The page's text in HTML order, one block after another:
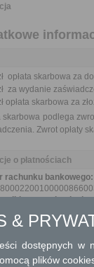
opłata skarbowa za
za wydanie
opłata skarbowa za
skarbowa podlega
Zwrot opłaty
o płatnościach
rachunku bankowego:
odbiorcy rachunku
wnosi się do
&
dostępnych w
plików